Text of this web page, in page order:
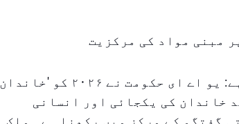
مبنی مواد کی مرکزیت
یہ سال کا اعلان کوئی اتفاقی نہیں ہے: یو اے ای حکومت نے ۲۰۲۶ کو 'خاندان
خاندان کی یکجائی اور انسانی
گفتگو کے مرکز میں رکھنا ہے۔ ملک